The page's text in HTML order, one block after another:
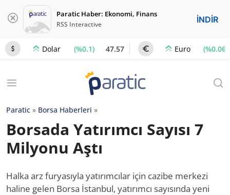
Paratic Haber: Ekonomi, Finans
RSS Interactive İNDİR
Dolar (%0.1) 47.57 Euro (%0.06)
Paratic » Borsa Haberleri »
Borsada Yatırımcı Sayısı 7
Milyonu Aştı
Halka arz furyasıyla yatırımcılar için cazibe merkezi
haline gelen Borsa İstanbul, yatırımcı sayısında yeni